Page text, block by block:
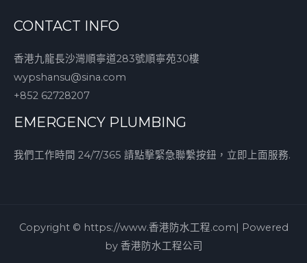
CONTACT INFO
香港九龍長沙灣順寧道283號順寧苑30樓
wypshansu@sina.com
+852 62728207
EMERGENCY PLUMBING
我們工作時間 24/7/365 請點擊緊急聯繫按鈕，立即上面服務.
Copyright © https://www.香港防水工程.com| Powered
by 香港防水工程公司